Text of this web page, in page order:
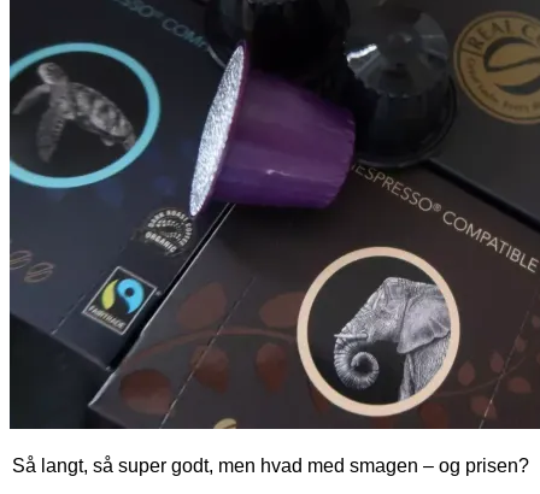
Så langt, så super godt, men hvad med smagen – og prisen?